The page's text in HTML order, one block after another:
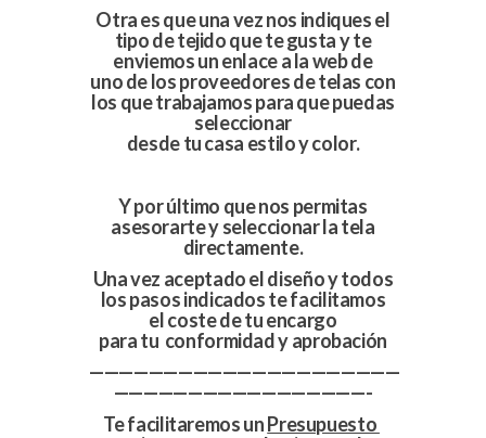
Otra es que una vez nos indiques el
tipo de tejido que te gusta y te
enviemos un enlace a la web de
uno de los proveedores de telas con
los que trabajamos para que puedas
seleccionar
desde tu casa estilo y color.
Y por último que nos permitas
asesorarte y seleccionar la tela
directamente.
Una vez aceptado el diseño y todos
los pasos indicados te facilitamos
el coste de tu encargo
para tu conformidad y aprobación
—————————————————————
—————————————————-
Te facilitaremos unPresupuesto